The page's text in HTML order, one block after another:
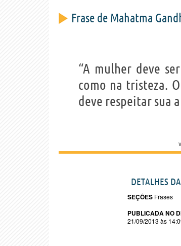
Frase de Mahatma
“A mulher deve
como na tristeza.
deve respeitar sua
DETALHES
SEÇÕES Frases
PUBLICADA NO
21/09/2013 às